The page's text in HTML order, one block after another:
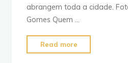
abrangem toda a cidade.
Gomes Quem …
Read more